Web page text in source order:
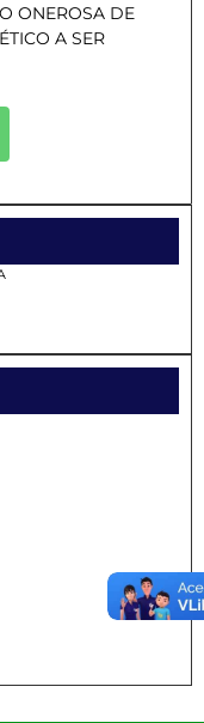
ONEROSA DE
A SER